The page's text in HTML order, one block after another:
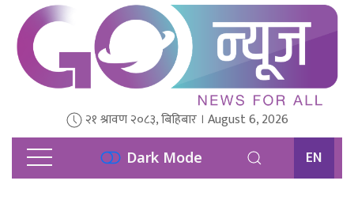
२१ श्रावण २०८३, बिहिबार । August 6, 2026
Dark Mode EN